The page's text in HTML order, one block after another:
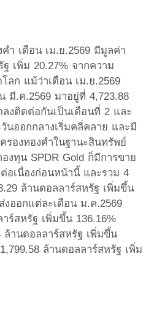
ำ เดือน เม.ย.2569 มีมูลค่า
เพิ่ม 20.27% จากความ
ลก แม้ว่าเดือน เม.ย.2569
มี.ค.2569 มาอยู่ที่ 4,723.88
งติดต่อกันเป็นเดือนที่ 2 และ
นออกกลางเริ่มคลี่คลาย และมี
รองทองคำในฐานะสินทรัพย์
งทุน SPDR Gold ก็มีการขาย
อเนื่องก่อนหน้านี้ และรวม 4
ล้านดอลลาร์สหรัฐ เพิ่มขึ้น
งออกแต่ละเดือน ม.ค.2569
ร์สหรัฐ เพิ่มขึ้น 136.16%
ล้านดอลลาร์สหรัฐ เพิ่มขึ้น
ล้านดอลลาร์สหรัฐ เพิ่ม